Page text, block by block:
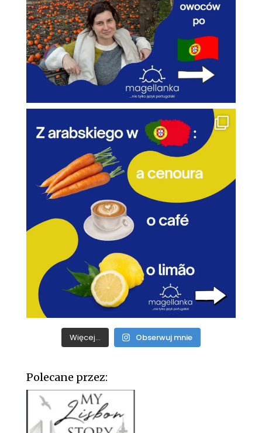
Więcej... Obserwuj mnie
Polecane przez: